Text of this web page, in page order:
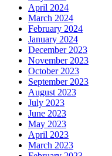
April 2024
March 2024
February 2024
January 2024
December 2023
November 2023
October 2023
September 2023
August 2023
July 2023
June 2023
May 2023
April 2023
March 2023